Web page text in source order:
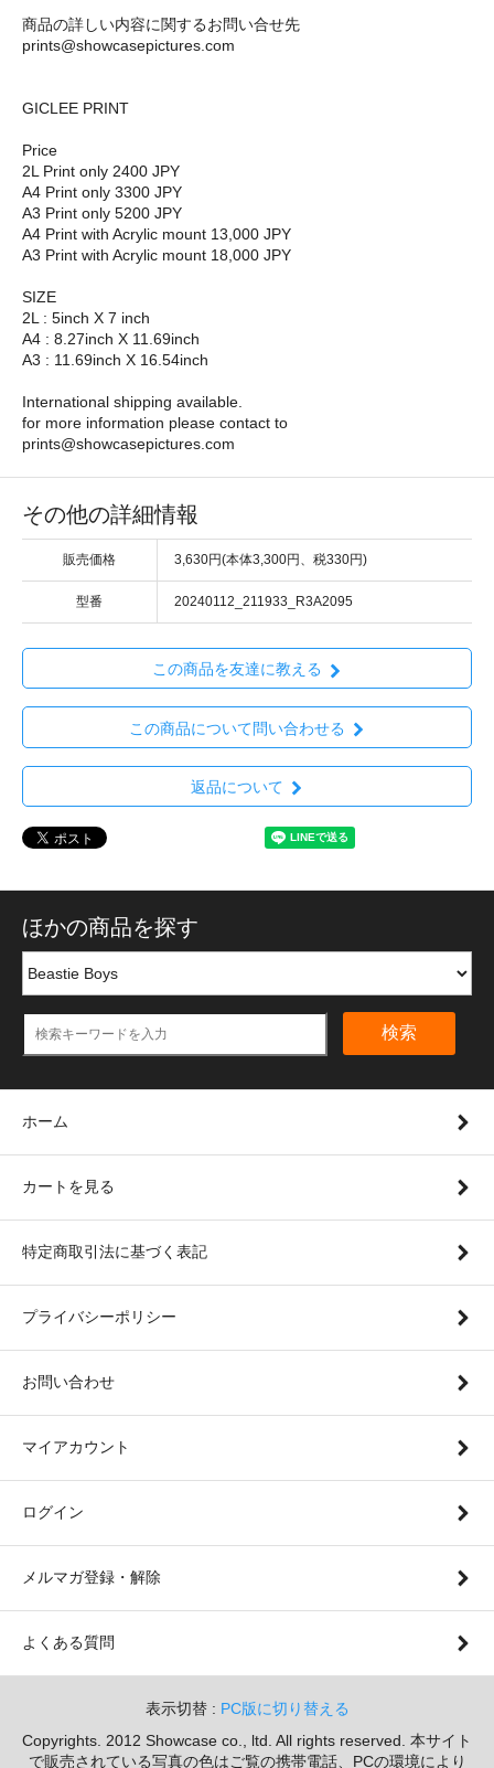
商品の詳しい内容に関するお問い合せ先
prints@showcasepictures.com
GICLEE PRINT
Price
2L Print only 2400 JPY
A4 Print only 3300 JPY
A3 Print only 5200 JPY
A4 Print with Acrylic mount 13,000 JPY
A3 Print with Acrylic mount 18,000 JPY
SIZE
2L : 5inch X 7 inch
A4 : 8.27inch X 11.69inch
A3 : 11.69inch X 16.54inch
International shipping available.
for more information please contact to
prints@showcasepictures.com
その他の詳細情報
販売価格 3,630円(本体3,300円、税330円)
型番 20240112_211933_R3A2095
この商品を友達に教える
この商品について問い合わせる
返品について
ほかの商品を探す
検索
ホーム
カートを見る
特定商取引法に基づく表記
プライバシーポリシー
お問い合わせ
マイアカウント
ログイン
メルマガ登録・解除
よくある質問
表示切替 : PC版に切り替える
Copyrights. 2012 Showcase co., ltd. All rights reserved. 本サイト
で販売されている写真の色はご覧の携帯電話、PCの環境により